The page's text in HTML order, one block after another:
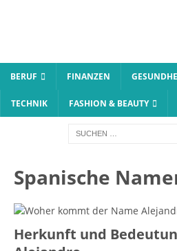
BERUF FINANZEN
TECHNIK FASHION & BEAUTY
Spanische
Herkunft und